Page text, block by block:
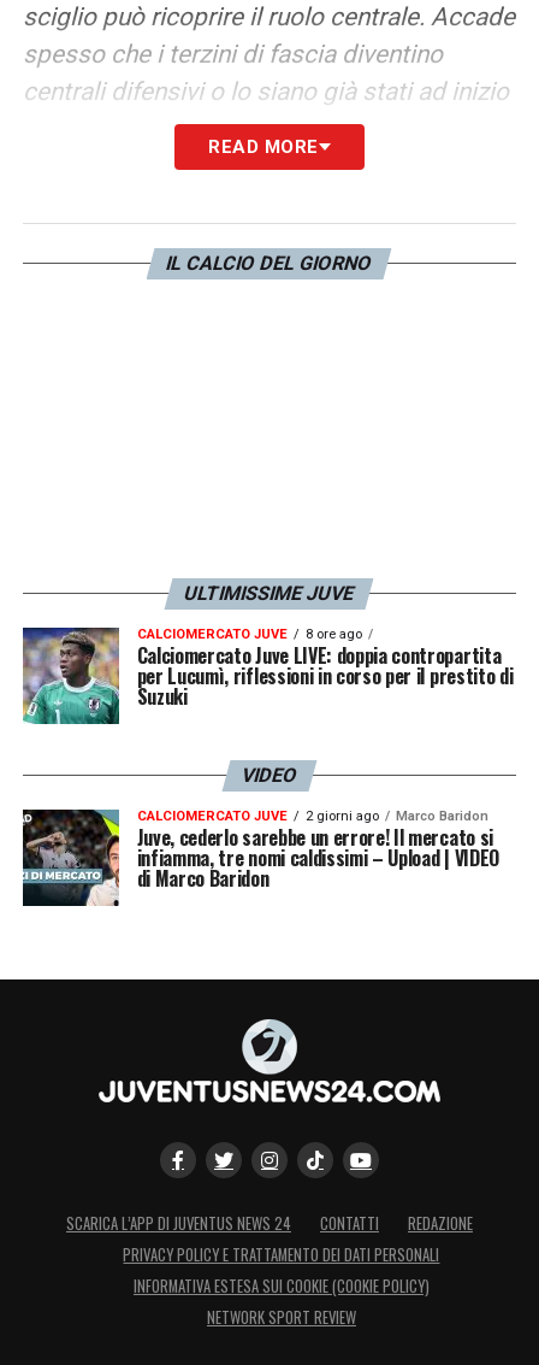
sciglio può ricoprire il ruolo centrale. Accade
spesso che i terzini di fascia diventino
centrali difensivi o lo siano già stati ad inizio
carriera. Non è un adattamento difficile per
lui nella difesa a tre, diverso nella difesa a
READ MORE
IL CALCIO DEL GIORNO
ULTIMISSIME JUVE
CALCIOMERCATO JUVE 8 ore ago
Calciomercato Juve LIVE: doppia contropartita
per Lucumì, riflessioni in corso per il prestito di
Suzuki
VIDEO
CALCIOMERCATO JUVE 2 giorni ago Marco Baridon
Juve, cederlo sarebbe un errore! Il mercato si
infiamma, tre nomi caldissimi – Upload | VIDEO
di Marco Baridon
SCARICA L’APP DI JUVENTUS NEWS 24 CONTATTI
REDAZIONE
PRIVACY POLICY E TRATTAMENTO DEI DATI PERSONALI
INFORMATIVA ESTESA SUI COOKIE (COOKIE POLICY)
NETWORK SPORT REVIEW